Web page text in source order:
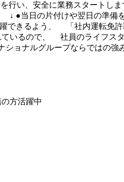
行い、安全に業務スタートし
●当日の片付けや翌日の準備
できるよう、 「社内運転免許
いるので、 社員のライフス
ョナルグループならではの強
方活躍中